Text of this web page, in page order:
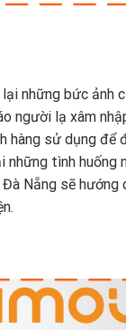
những bức ảnh
người lạ xâm
hàng sử dụng để
tình huống
Nẵng sẽ hướng